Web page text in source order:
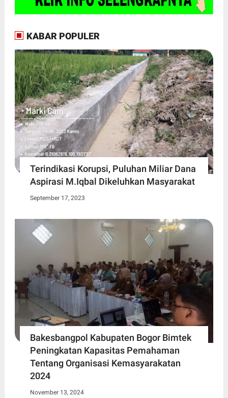
KABAR POPULER
Terindikasi Korupsi, Puluhan Miliar Dana
Aspirasi M.Iqbal Dikeluhkan Masyarakat
September 17, 2023
Bakesbangpol Kabupaten Bogor Bimtek
Peningkatan Kapasitas Pemahaman
Tentang Organisasi Kemasyarakatan
2024
November 13, 2024